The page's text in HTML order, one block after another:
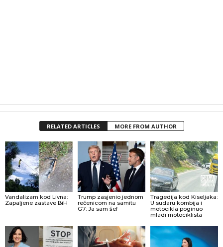
RELATED ARTICLES MORE FROM AUTHOR
Vandalizam kod Livna:
Zapaljene zastave BiH
Trump zasjenio jednom
rečenicom na samitu
G7: Ja sam šef
Tragedija kod Kiseljaka:
U sudaru kombija i
motocikla poginuo
mladi motociklista